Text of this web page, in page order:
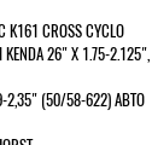
CROSS CYCLO
26" Х 1.75-2.125",
2,35" (50/58-622) АВТО